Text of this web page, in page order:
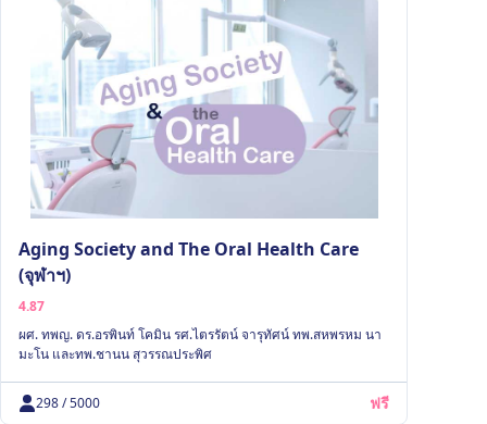
Aging Society and The Oral Health Care
(จุฬาฯ)
4.87
ผศ. ทพญ. ดร.อรพินท์ โคมิน รศ.ไตรรัตน์ จารุทัศน์ ทพ.สหพรหม นา
มะโน และทพ.ชานน สุวรรณประพิศ
298 / 5000 ฟรี